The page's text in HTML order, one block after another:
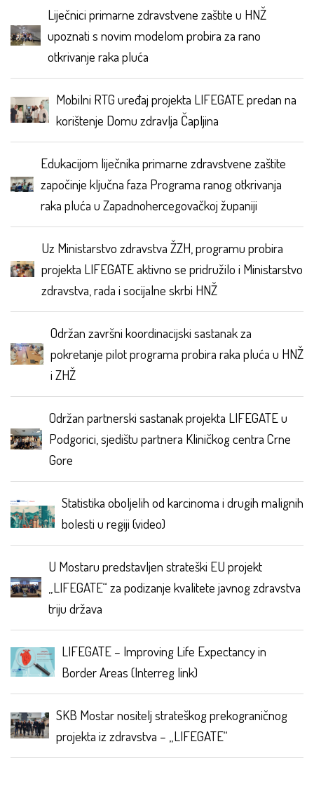
Liječnici primarne zdravstvene zaštite u HNŽ
upoznati s novim modelom probira za rano
otkrivanje raka pluća
Mobilni RTG uređaj projekta LIFEGATE predan na
korištenje Domu zdravlja Čapljina
Edukacijom liječnika primarne zdravstvene zaštite
započinje ključna faza Programa ranog otkrivanja
raka pluća u Zapadnohercegovačkoj županiji
Uz Ministarstvo zdravstva ŽZH, programu probira
projekta LIFEGATE aktivno se pridružilo i Ministarstvo
zdravstva, rada i socijalne skrbi HNŽ
Održan završni koordinacijski sastanak za
pokretanje pilot programa probira raka pluća u HNŽ
i ZHŽ
Održan partnerski sastanak projekta LIFEGATE u
Podgorici, sjedištu partnera Kliničkog centra Crne
Gore
Statistika oboljelih od karcinoma i drugih malignih
bolesti u regiji (video)
U Mostaru predstavljen strateški EU projekt
„LIFEGATE“ za podizanje kvalitete javnog zdravstva
triju država
LIFEGATE – Improving Life Expectancy in
Border Areas (Interreg link)
SKB Mostar nositelj strateškog prekograničnog
projekta iz zdravstva – „LIFEGATE“